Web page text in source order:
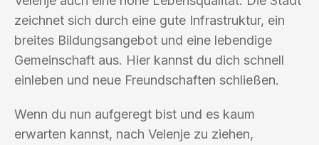
zeichnet sich durch eine gute Infrastruktur, ein
breites Bildungsangebot und eine lebendige
Gemeinschaft aus. Hier kannst du dich schnell
einleben und neue Freundschaften schließen.
Wenn du nun aufgeregt bist und es kaum
erwarten kannst, nach Velenje zu ziehen,